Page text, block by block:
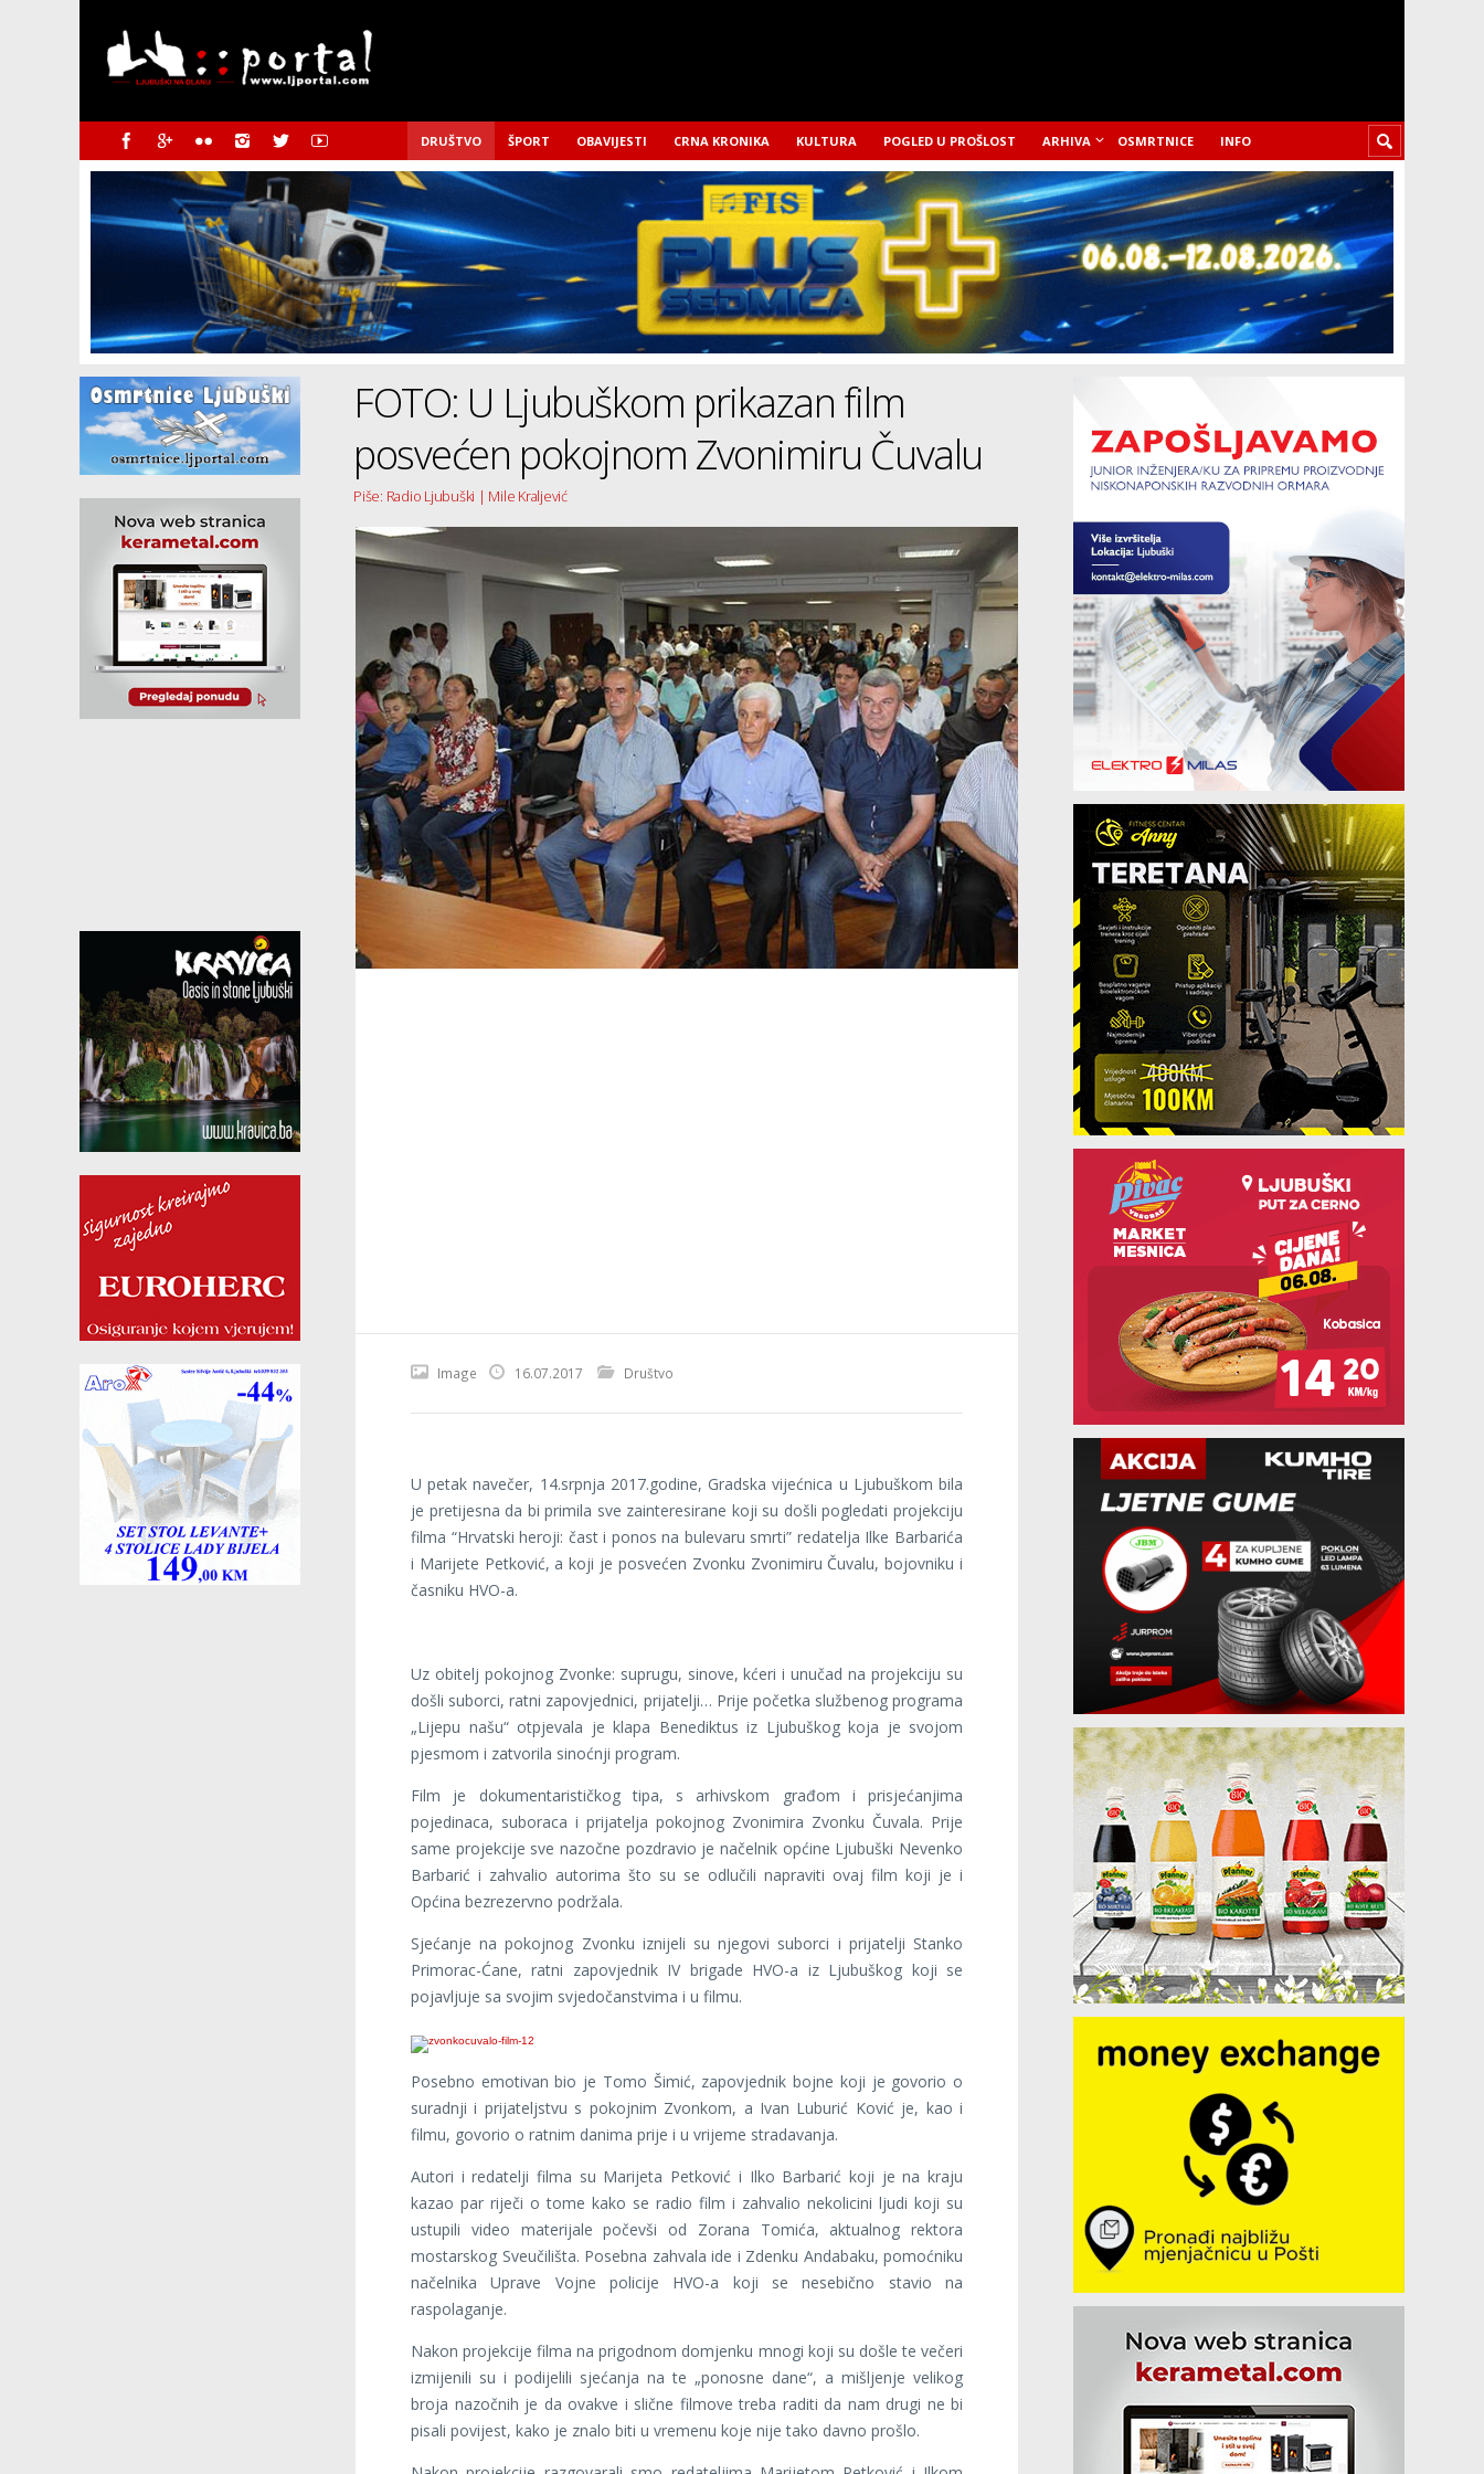
DRUŠTVO ŠPORT OBAVIJESTI CRNA KRONIKA KULTURA POGLED U PROŠLOST ARHIVA OSMRTNICE INFO
FOTO: U Ljubuškom prikazan film
posvećen pokojnom Zvonimiru Čuvalu
Piše: Radio Ljubuški | Mile Kraljević
Image 16.07.2017 Društvo
U petak navečer, 14.srpnja 2017.godine, Gradska vijećnica u Ljubuškom bila
je pretijesna da bi primila sve zainteresirane koji su došli pogledati projekciju
filma “Hrvatski heroji: čast i ponos na bulevaru smrti” redatelja Ilke Barbarića
i Marijete Petković, a koji je posvećen Zvonku Zvonimiru Čuvalu, bojovniku i
časniku HVO-a.
Uz obitelj pokojnog Zvonke: suprugu, sinove, kćeri i unučad na projekciju su
došli suborci, ratni zapovjednici, prijatelji… Prije početka službenog programa
„Lijepu našu“ otpjevala je klapa Benediktus iz Ljubuškog koja je svojom
pjesmom i zatvorila sinoćnji program.
Film je dokumentarističkog tipa, s arhivskom građom i prisjećanjima
pojedinaca, suboraca i prijatelja pokojnog Zvonimira Zvonku Čuvala. Prije
same projekcije sve nazočne pozdravio je načelnik općine Ljubuški Nevenko
Barbarić i zahvalio autorima što su se odlučili napraviti ovaj film koji je i
Općina bezrezervno podržala.
Sjećanje na pokojnog Zvonku iznijeli su njegovi suborci i prijatelji Stanko
Primorac-Ćane, ratni zapovjednik IV brigade HVO-a iz Ljubuškog koji se
pojavljuje sa svojim svjedočanstvima i u filmu.
Posebno emotivan bio je Tomo Šimić, zapovjednik bojne koji je govorio o
suradnji i prijateljstvu s pokojnim Zvonkom, a Ivan Luburić Ković je, kao i
filmu, govorio o ratnim danima prije i u vrijeme stradavanja.
Autori i redatelji filma su Marijeta Petković i Ilko Barbarić koji je na kraju
kazao par riječi o tome kako se radio film i zahvalio nekolicini ljudi koji su
ustupili video materijale počevši od Zorana Tomića, aktualnog rektora
mostarskog Sveučilišta. Posebna zahvala ide i Zdenku Andabaku, pomoćniku
načelnika Uprave Vojne policije HVO-a koji se nesebično stavio na
raspolaganje.
Nakon projekcije filma na prigodnom domjenku mnogi koji su došle te večeri
izmijenili su i podijelili sjećanja na te „ponosne dane“, a mišljenje velikog
broja nazočnih je da ovakve i slične filmove treba raditi da nam drugi ne bi
pisali povijest, kako je znalo biti u vremenu koje nije tako davno prošlo.